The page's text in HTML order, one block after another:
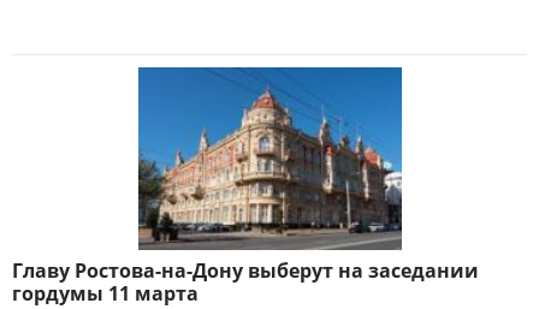
Главу Ростова-на-Дону выберут на заседании
гордумы 11 марта